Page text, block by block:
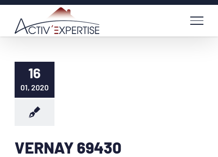
Passer
contenu
16
01, 2020
VERNAY 69430